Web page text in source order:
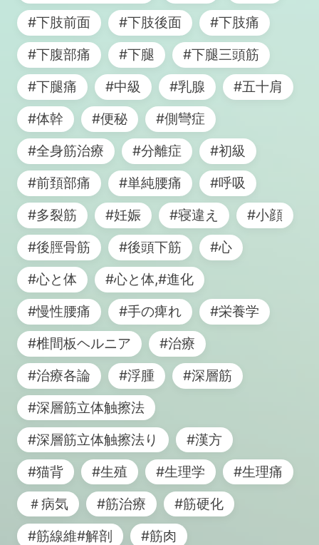
#下肢前面
#下肢後面
#下肢痛
#下腹部痛
#下腿
#下腿三頭筋
#下腿痛
#中級 #乳腺
#五十肩
#体幹
#便秘
#側彎症
#全身筋治療
#分離症
#初級
#前頚部痛
#単純腰痛
#呼吸
#多裂筋
#妊娠 #寝違え
#小顔
#後脛骨筋
#後頭下筋
#心
#心と体
#心と体,#進化
#慢性腰痛
#手の痺れ
#栄養学
#椎間板ヘルニア
#治療
#治療各論
#浮腫
#深層筋
#深層筋立体触擦法
#深層筋立体触擦法り
#漢方
#猫背
#生殖 #生理学
#生理痛
＃病気
#筋治療
#筋硬化
#筋線維#解剖
#筋肉